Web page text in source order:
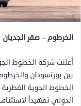
الخرطوم – صقر الجديان
أعلنت شركة الخطوط
بين بورتسودان
الخطوط الجوية القطرية
الدولي تمهيداً